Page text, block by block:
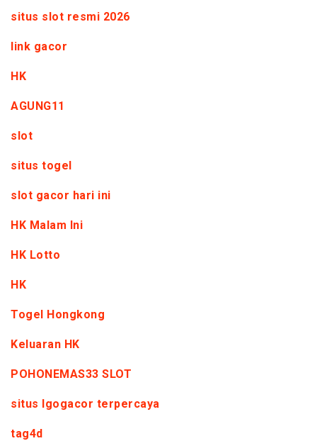
situs slot resmi 2026
link gacor
HK
AGUNG11
slot
situs togel
slot gacor hari ini
HK Malam Ini
HK Lotto
HK
Togel Hongkong
Keluaran HK
POHONEMAS33 SLOT
situs lgogacor terpercaya
tag4d